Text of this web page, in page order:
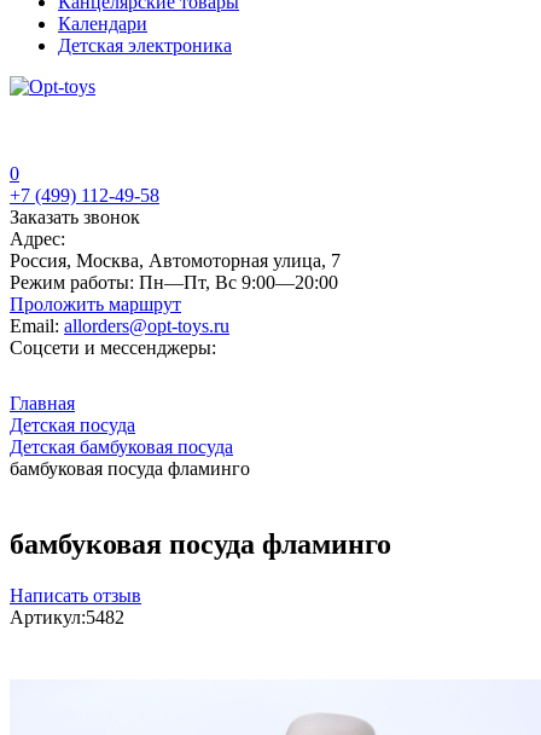
Календари
Детская электроника
0
+7 (499) 112-49-58
Заказать звонок
Адрес:
Россия, Москва, Автомоторная улица, 7
Режим работы: Пн—Пт, Вс 9:00—20:00
Проложить маршрут
Email: allorders@opt-toys.ru
Соцсети и мессенджеры:
Главная
Детская посуда
Детская бамбуковая посуда
бамбуковая посуда фламинго
бамбуковая посуда фламинго
Написать отзыв
Артикул:5482